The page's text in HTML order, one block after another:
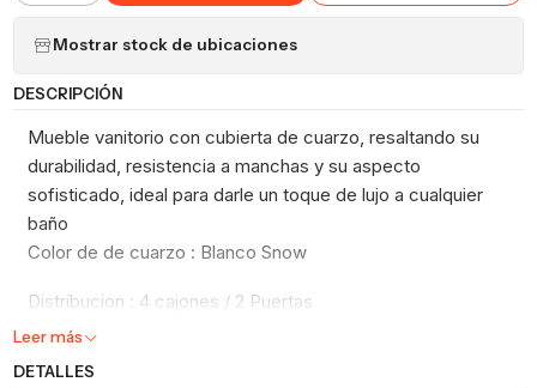
Mostrar stock de ubicaciones
DESCRIPCIÓN
Mueble vanitorio con cubierta de cuarzo, resaltando su
durabilidad, resistencia a manchas y su aspecto
sofisticado, ideal para darle un toque de lujo a cualquier
baño
Color de de cuarzo : Blanco Snow
Distribucion : 4 cajones / 2 Puertas
Leer más
DETALLES